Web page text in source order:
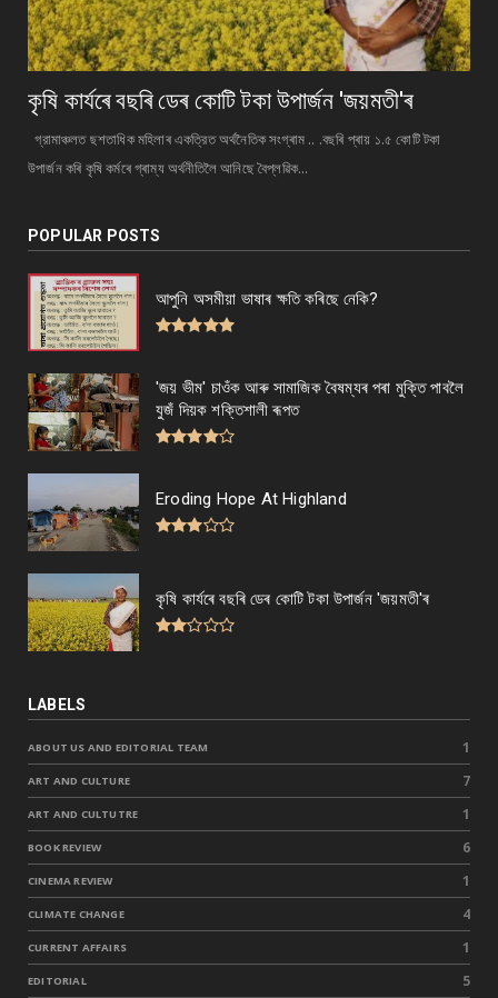
কৃষি কাৰ্যৰে বছৰি ডেৰ কোটি টকা উপার্জন 'জয়মতী'ৰ
গ্রামাঞ্চলত ছশতাধিক মহিলাৰ একত্রিত অর্থনৈতিক সংগ্ৰাম .. .বছৰি প্ৰায় ১.৫ কোটি টকা
উপাৰ্জন কৰি কৃষি কৰ্মৰে গ্ৰাম্য অর্থনীতিলৈ আনিছে বৈপ্লৱিক...
POPULAR POSTS
আপুনি অসমীয়া ভাষাৰ ক্ষতি কৰিছে নেকি?
'জয় ভীম' চাওঁক আৰু সামাজিক বৈষম্যৰ পৰা মুক্তি পাবলৈ
যুজঁ দিয়ক শক্তিশালী ৰূপত
Eroding Hope At Highland
কৃষি কাৰ্যৰে বছৰি ডেৰ কোটি টকা উপার্জন 'জয়মতী'ৰ
LABELS
ABOUT US AND EDITORIAL TEAM 1
ART AND CULTURE 7
ART AND CULTUTRE 1
BOOK REVIEW 6
CINEMA REVIEW 1
CLIMATE CHANGE 4
CURRENT AFFAIRS 1
EDITORIAL 5